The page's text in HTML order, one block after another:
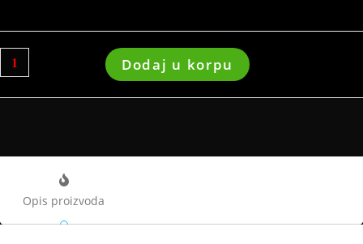
Dodaj u korpu
Opis proizvoda